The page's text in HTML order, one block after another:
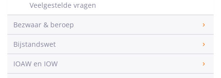
Veelgestelde vragen
Bezwaar & beroep
Bijstandswet
IOAW en IOW